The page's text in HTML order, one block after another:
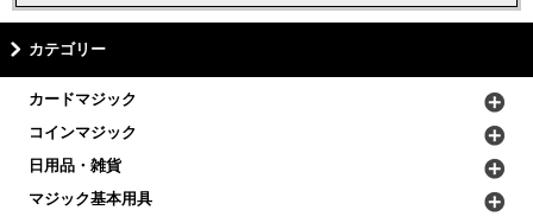
カテゴリー
カードマジック
コインマジック
日用品・雑貨
マジック基本用具